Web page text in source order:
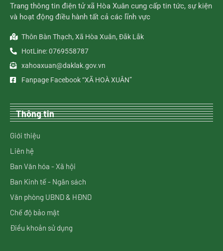
Trang thông tin điện tử xã Hòa Xuân cung cấp tin tức, sự kiện
và hoạt động điều hành tất cả các lĩnh vực
Thôn Bàn Thạch, Xã Hòa Xuân, Đắk Lắk
HotLine: 0769558787
xahoaxuan@daklak.gov.vn
Fanpage Facebook “XÃ HOÀ XUÂN”
Thông tin
Giới thiệu
Liên hệ
Ban Văn hóa - Xã hội
Ban Kinh tế - Ngân sách
Văn phòng UBND & HĐND
Chế độ bảo mật
Điều khoản sử dụng